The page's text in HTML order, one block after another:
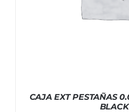
CAJA EXT PESTAÑAS
BLACK